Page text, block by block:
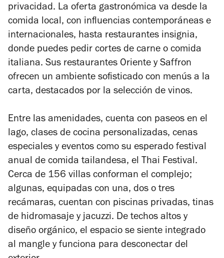
privacidad. La oferta gastronómica va desde la
comida local, con influencias contemporáneas e
internacionales, hasta restaurantes insignia,
donde puedes pedir cortes de carne o comida
italiana. Sus restaurantes Oriente y Saffron
ofrecen un ambiente sofisticado con menús a la
carta, destacados por la selección de vinos.
Entre las amenidades, cuenta con paseos en el
lago, clases de cocina personalizadas, cenas
especiales y eventos como su esperado festival
anual de comida tailandesa, el Thai Festival.
Cerca de 156 villas conforman el complejo;
algunas, equipadas con una, dos o tres
recámaras, cuentan con piscinas privadas, tinas
de hidromasaje yjacuzzi. De techos altos y
diseño orgánico, el espacio se siente integrado
al mangle y funciona para desconectar del